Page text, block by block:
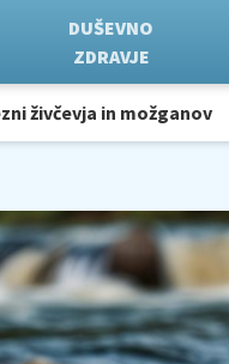
DUŠEVNO
ZDRAVJE
živčevja in možganov